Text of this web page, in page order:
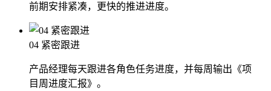
前期安排紧凑，更快的推进进度。
04 紧密跟进
产品经理每天跟进各角色任务进度，并每周输出《项
目周进度汇报》。